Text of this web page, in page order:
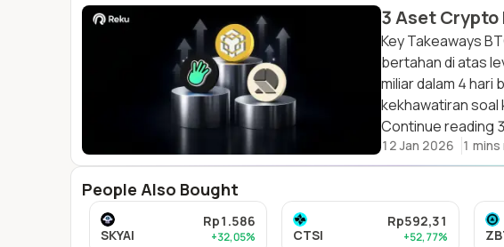
3 Aset
Key Takeaways
bertahan di atas
miliar dalam 4 hari
kekhawatiran soal
Continue reading
12 Jan 2026 1
People Also Bought
SKYAI
Rp1.586
+32,05% CTSI
Rp592,31
+52,77%